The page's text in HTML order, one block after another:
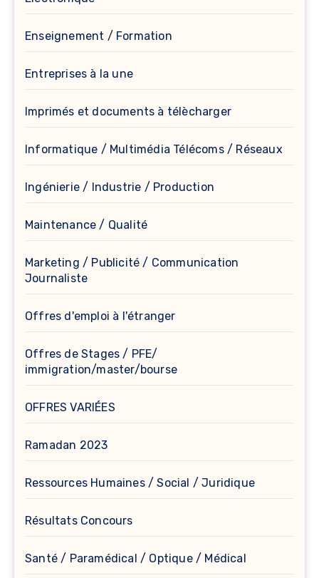
Enseignement / Formation
Entreprises à la une
Imprimés et documents à télècharger
Informatique / Multimédia Télécoms / Réseaux
Ingénierie / Industrie / Production
Maintenance / Qualité
Marketing / Publicité / Communication
Journaliste
Offres d'emploi à l'étranger
Offres de Stages / PFE/
immigration/master/bourse
OFFRES VARIÉES
Ramadan 2023
Ressources Humaines / Social / Juridique
Résultats Concours
Santé / Paramédical / Optique / Médical